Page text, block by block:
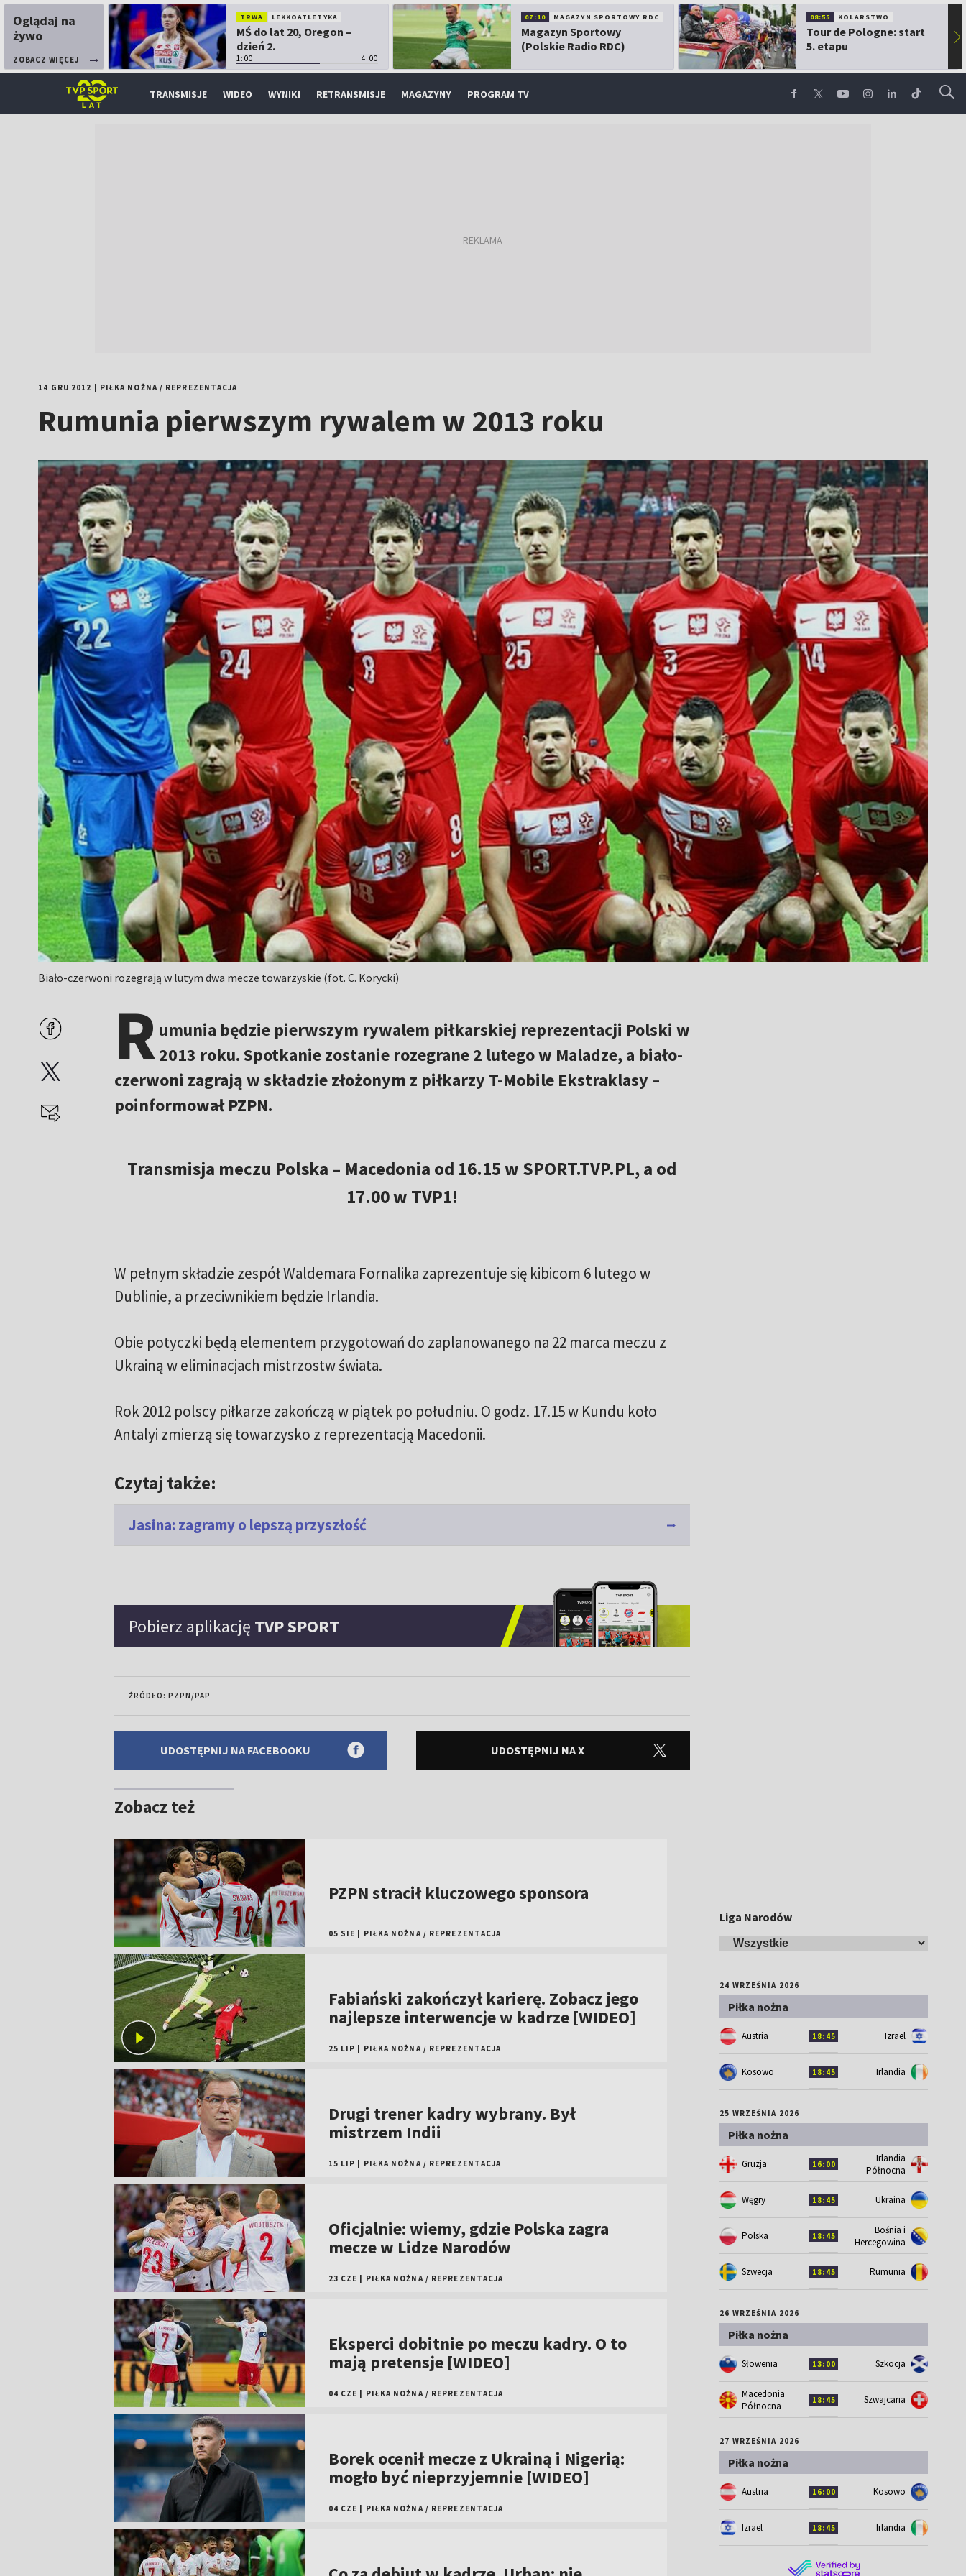
Oglądaj na
żywo
ZOBACZ WIĘCEJ
TRWA LEKKOATLETYKA
MŚ do lat 20, Oregon –
dzień 2.
1:00 4:00
07:10 MAGAZYN SPORTOWY RDC
Magazyn Sportowy
(Polskie Radio RDC)
08:55 KOLARSTWO
Tour de Pologne: start
5. etapu
▶
TRANSMISJE WIDEO WYNIKI RETRANSMISJE MAGAZYNY PROGRAM TV
14 GRU 2012 PIŁKA NOŻNA/ REPREZENTACJA
Rumunia pierwszym rywalem w 2013 roku
Biało-czerwoni rozegrają w lutym dwa mecze towarzyskie (fot. C. Korycki)
Rumunia będzie pierwszym rywalem piłkarskiej reprezentacji Polski w
2013 roku. Spotkanie zostanie rozegrane 2 lutego w Maladze, a biało-
czerwoni zagrają w składzie złożonym z piłkarzy T-Mobile Ekstraklasy –
poinformował PZPN.
Transmisja meczu Polska – Macedonia od 16.15 w SPORT.TVP.PL, a od
17.00 w TVP1!
W pełnym składzie zespół Waldemara Fornalika zaprezentuje się kibicom 6 lutego w
Dublinie, a przeciwnikiem będzie Irlandia.
Obie potyczki będą elementem przygotowań do zaplanowanego na 22 marca meczu z
Ukrainą w eliminacjach mistrzostw świata.
Rok 2012 polscy piłkarze zakończą w piątek po południu. O godz. 17.15 w Kundu koło
Antalyi zmierzą się towarzysko z reprezentacją Macedonii.
Czytaj także:
Jasina: zagramy o lepszą przyszłość
Pobierz aplikację TVP SPORT
ŹRÓDŁO: PZPN/PAP
UDOSTĘPNIJ NA FACEBOOKU UDOSTĘPNIJ NA X
Zobacz też
PZPN stracił kluczowego sponsora
05 SIE PIŁKA NOŻNA / REPREZENTACJA
Fabiański zakończył karierę. Zobacz jego
najlepsze interwencje w kadrze [WIDEO]
25 LIP PIŁKA NOŻNA / REPREZENTACJA
Drugi trener kadry wybrany. Był
mistrzem Indii
15 LIP PIŁKA NOŻNA / REPREZENTACJA
Oficjalnie: wiemy, gdzie Polska zagra
mecze w Lidze Narodów
23 CZE PIŁKA NOŻNA / REPREZENTACJA
Eksperci dobitnie po meczu kadry. O to
mają pretensje [WIDEO]
04 CZE PIŁKA NOŻNA / REPREZENTACJA
Borek ocenił mecze z Ukrainą i Nigerią:
mogło być nieprzyjemnie [WIDEO]
04 CZE PIŁKA NOŻNA / REPREZENTACJA
Liga Narodów
24 WRZEŚNIA 2026
Piłka nożna
Austria 18:45 Izrael
Kosowo 18:45 Irlandia
25 WRZEŚNIA 2026
Piłka nożna
Gruzja 16:00
Irlandia
Północna
Węgry 18:45 Ukraina
Polska 18:45
Bośnia i
Hercegowina
Szwecja 18:45 Rumunia
26 WRZEŚNIA 2026
Piłka nożna
Słowenia 13:00 Szkocja
Macedonia
Północna
18:45 Szwajcaria
27 WRZEŚNIA 2026
Piłka nożna
Austria 16:00 Kosowo
Izrael 18:45 Irlandia